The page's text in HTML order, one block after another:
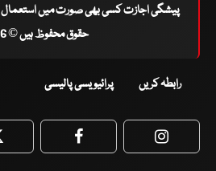
پیشگی اجازت کسی بھی صورت میں استعمال
حقوق محفوظ ہیں © 2026
رابطہ کریں پرائیویسی پالیسی
Facebook